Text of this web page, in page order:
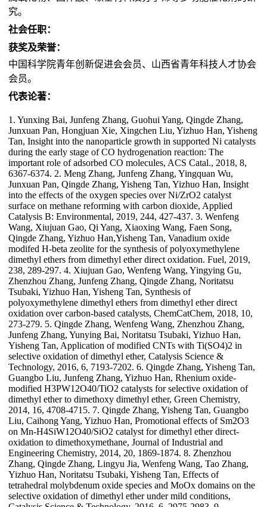
究。
社会任职：
获奖及荣誉：
中国科学院青年创新促进会会员、山西省青年科技人才协会
会员。
代表论著：
1. Yunxing Bai, Junfeng Zhang, Guohui Yang, Qingde Zhang,
Junxuan Pan, Hongjuan Xie, Xingchen Liu, Yizhuo Han, Yisheng
Tan, Insight into the nanoparticle growth in supported Ni catalysts
during the early stage of CO hydrogenation reaction: The
important role of adsorbed CO molecules, ACS Catal., 2018, 8,
6367-6374. 2. Meng Zhang, Junfeng Zhang, Yingquan Wu,
Junxuan Pan, Qingde Zhang, Yisheng Tan, Yizhuo Han, Insight
into the effects of the oxygen species over Ni/ZrO2 catalyst
surface on methane reforming with carbon dioxide, Applied
Catalysis B: Environmental, 2019, 244, 427-437. 3. Wenfeng
Wang, Xiujuan Gao, Qi Yang, Xiaoxing Wang, Faen Song,
Qingde Zhang, Yizhuo Han,Yisheng Tan, Vanadium oxide
modifed H-beta zeolite for the synthesis of polyoxymethylene
dimethyl ethers from dimethyl ether direct oxidation. Fuel, 2019,
238, 289-297. 4. Xiujuan Gao, Wenfeng Wang, Yingying Gu,
Zhenzhou Zhang, Junfeng Zhang, Qingde Zhang, Noritatsu
Tsubaki, Yizhuo Han, Yisheng Tan, Synthesis of
polyoxymethylene dimethyl ethers from dimethyl ether direct
oxidation over carbon-based catalysts, ChemCatChem, 2018, 10,
273-279. 5. Qingde Zhang, Wenfeng Wang, Zhenzhou Zhang,
Junfeng Zhang, Yunying Bai, Noritatsu Tsubaki, Yizhuo Han,
Yisheng Tan, Application of modified CNTs with Ti(SO4)2 in
selective oxidation of dimethyl ether, Catalysis Science &
Technology, 2016, 6, 7193-7202. 6. Qingde Zhang, Yisheng Tan,
Guangbo Liu, Junfeng Zhang, Yizhuo Han, Rhenium oxide-
modified H3PW12O40/TiO2 catalysts for selective oxidation of
dimethyl ether to dimethoxy dimethyl ether, Green Chemistry,
2014, 16, 4708-4715. 7. Qingde Zhang, Yisheng Tan, Guangbo
Liu, Caihong Yang, Yizhuo Han, Promotional effects of Sm2O3
on Mn-H4SiW12O40/SiO2 catalyst for dimethyl ether direct-
oxidation to dimethoxymethane, Journal of Industrial and
Engineering Chemistry, 2014, 20, 1869-1874. 8. Zhenzhou
Zhang, Qingde Zhang, Lingyu Jia, Wenfeng Wang, Tao Zhang,
Yizhuo Han, Noritatsu Tsubaki, Yisheng Tan, Effects of
tetrahedral molybdenum oxide species and MoOx domains on the
selective oxidation of dimethyl ether under mild conditions,